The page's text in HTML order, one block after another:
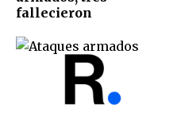
fallecieron